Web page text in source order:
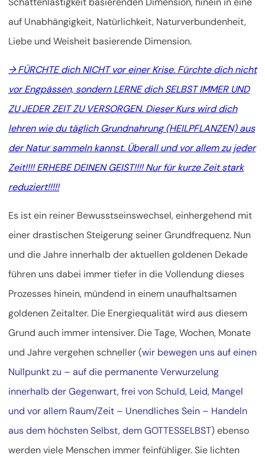
auf Unabhängigkeit, Natürlichkeit, Naturverbundenheit,
Liebe und Weisheit basierende Dimension.
→ FÜRCHTE dich NICHT vor einer Krise. Fürchte dich nicht
vor Engpässen, sondern LERNE dich SELBST IMMER UND
ZU JEDER ZEIT ZU VERSORGEN. Dieser Kurs wird dich
lehren wie du täglich Grundnahrung (HEILPFLANZEN) aus
der Natur sammeln kannst. Überall und vor allem zu jeder
Zeit!!!! ERHEBE DEINEN GEIST!!!! Nur für kurze Zeit stark
reduziert!!!!!
Es ist ein reiner Bewusstseinswechsel, einhergehend mit
einer drastischen Steigerung seiner Grundfrequenz. Nun
und die Jahre innerhalb der aktuellen goldenen Dekade
führen uns dabei immer tiefer in die Vollendung dieses
Prozesses hinein, mündend in einem unaufhaltsamen
goldenen Zeitalter. Die Energiequalität wird aus diesem
Grund auch immer intensiver. Die Tage, Wochen, Monate
und Jahre vergehen schneller (wir bewegen uns auf einen
Nullpunkt zu – auf die permanente Verwurzelung
innerhalb der Gegenwart, frei von Schuld, Leid, Mangel
und vor allem Raum/Zeit – Unendliches Sein – Handeln
aus dem höchsten Selbst, dem GOTTESSELBST) ebenso
werden viele Menschen immer feinfühliger. Sie lichten